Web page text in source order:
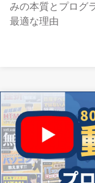
みの本質とプログ
最適な理由